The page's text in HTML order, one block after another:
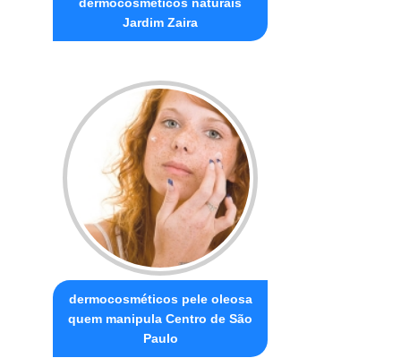
Jardim Zaira
dermocosméticos pele oleosa
quem manipula Centro de São
Paulo